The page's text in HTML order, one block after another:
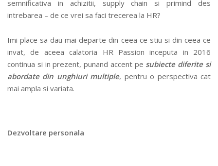
semnificativa in achizitii, supply chain si primind des
intrebarea – de ce vrei sa faci trecerea la HR?
Imi place sa dau mai departe din ceea ce stiu si din ceea ce
invat, de aceea calatoria HR Passion inceputa in 2016
continua si in prezent, punand accent pe subiecte diferite si
abordate din unghiuri multiple, pentru o perspectiva cat
mai ampla si variata.
Dezvoltare personala